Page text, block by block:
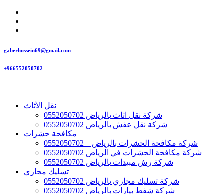
gaberhussein69@gmail.com
+966552050702
نقل الأثاث
شركة نقل اثاث بالرياض 0552050702
شركة نقل عفش بالرياض 0552050702
مكافحة حشرات
شركة مكافحة الحشرات بالرياض – 0552050702
شركة مكافحة الحشرات في الرياض 0552050702
شركة رش مبيدات بالرياض 0552050702
تسليك مجاري
شركة تسليك مجاري بالرياض 0552050702
شركة شفط بيارات بالرياض 0552050702